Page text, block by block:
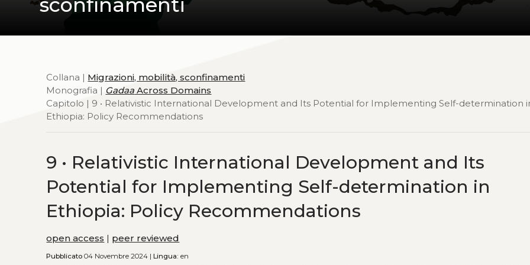
Collana | Migrazioni, mobilità, sconfinamenti
Monografia | Gadaa Across Domains
Capitolo | 9 • Relativistic International Development and Its Potential for Implementing Self-determination
Ethiopia: Policy Recommendations
9 • Relativistic International Development and Its
Potential for Implementing Self-determination in
Ethiopia: Policy Recommendations
open access | peer reviewed
Pubblicato 04 Novembre 2024 |Lingua: en